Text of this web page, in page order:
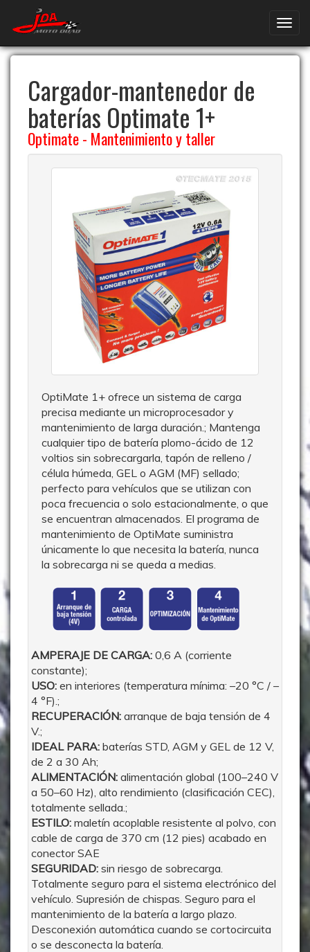
Cargador-mantenedor de
baterías Optimate 1+
Optimate- Mantenimiento y taller
OptiMate 1+ ofrece un sistema de carga
precisa mediante un microprocesador y
mantenimiento de larga duración.; Mantenga
cualquier tipo de batería plomo-ácido de 12
voltios sin sobrecargarla, tapón de relleno /
célula húmeda, GEL o AGM (MF) sellado;
perfecto para vehículos que se utilizan con
poca frecuencia o solo estacionalmente, o que
se encuentran almacenados. El programa de
mantenimiento de OptiMate suministra
únicamente lo que necesita la batería, nunca
la sobrecarga ni se queda a medias.
AMPERAJE DE CARGA: 0,6 A (corriente
constante);
USO: en interiores (temperatura mínima: –20 °C / –
4 °F).;
RECUPERACIÓN: arranque de baja tensión de 4
V.;
IDEAL PARA: baterías STD, AGM y GEL de 12 V,
de 2 a 30 Ah;
ALIMENTACIÓN: alimentación global (100–240 V
a 50–60 Hz), alto rendimiento (clasificación CEC),
totalmente sellada.;
ESTILO: maletín acoplable resistente al polvo, con
cable de carga de 370 cm (12 pies) acabado en
conector SAE
SEGURIDAD: sin riesgo de sobrecarga.
Totalmente seguro para el sistema electrónico del
vehículo. Supresión de chispas. Seguro para el
mantenimiento de la batería a largo plazo.
Desconexión automática cuando se cortocircuita
o se desconecta la batería.